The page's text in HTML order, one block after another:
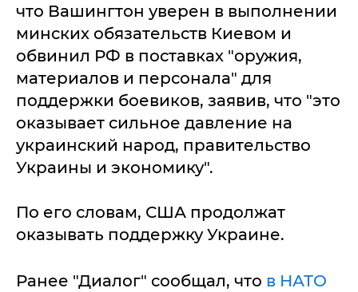
что Вашингтон уверен в выполнении
минских обязательств Киевом и
обвинил РФ в поставках "оружия,
материалов и персонала" для
поддержки боевиков, заявив, что "это
оказывает сильное давление на
украинский народ, правительство
Украины и экономику".
По его словам, США продолжат
оказывать поддержку Украине.
Ранее "Диалог" сообщал, что в НАТО